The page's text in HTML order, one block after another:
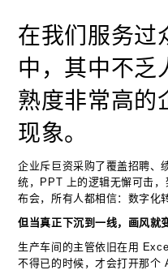
在我们服务过
中，其中不乏
熟度非常高的
现象。
企业斥巨资采购了覆盖招聘、
统，PPT 上的逻辑无懈可击
布会，所有人都相信：数字化
但当真正下沉到一线，画风就
生产车间的主管依旧在用
不得已的时候，才会打开那个